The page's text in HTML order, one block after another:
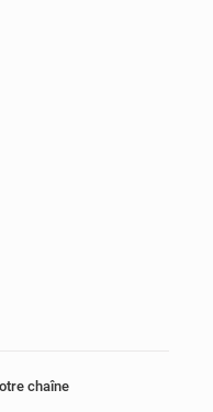
chaîne